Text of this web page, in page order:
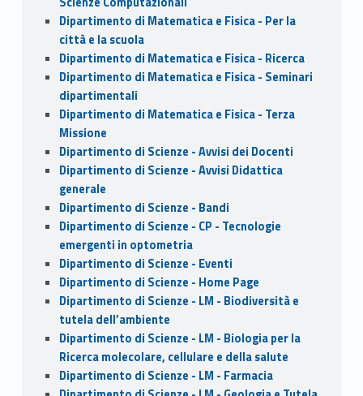
Dipartimento di Matematica e Fisica - Per la
città e la scuola
Dipartimento di Matematica e Fisica - Ricerca
Dipartimento di Matematica e Fisica - Seminari
dipartimentali
Dipartimento di Matematica e Fisica - Terza
Missione
Dipartimento di Scienze - Avvisi dei Docenti
Dipartimento di Scienze - Avvisi Didattica
generale
Dipartimento di Scienze - Bandi
Dipartimento di Scienze - CP - Tecnologie
emergenti in optometria
Dipartimento di Scienze - Eventi
Dipartimento di Scienze - Home Page
Dipartimento di Scienze - LM - Biodiversità e
tutela dell’ambiente
Dipartimento di Scienze - LM - Biologia per la
Ricerca molecolare, cellulare e della salute
Dipartimento di Scienze - LM - Farmacia